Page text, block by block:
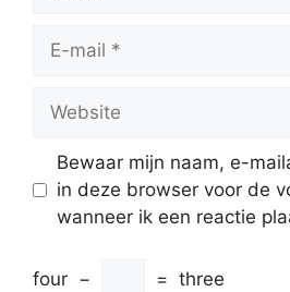
Website
Bewaar mijn naam, e-
in deze browser voor de
wanneer ik een reactie
four − = three